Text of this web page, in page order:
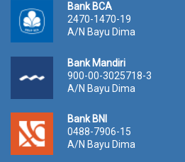
Bank BCA
2470-1470-19
A/N Bayu Dima
Bank Mandiri
900-00-3025718-3
A/N Bayu Dima
Bank BNI
0488-7906-15
A/N Bayu Dima